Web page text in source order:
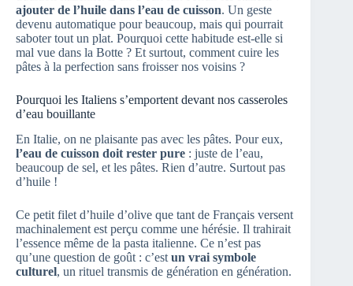
ajouter de l’huile dans l’eau de cuisson. Un geste
devenu automatique pour beaucoup, mais qui pourrait
saboter tout un plat. Pourquoi cette habitude est-elle si
mal vue dans la Botte ? Et surtout, comment cuire les
pâtes à la perfection sans froisser nos voisins ?
Pourquoi les Italiens s’emportent devant nos casseroles
d’eau bouillante
En Italie, on ne plaisante pas avec les pâtes. Pour eux,
l’eau de cuisson doit rester pure : juste de l’eau,
beaucoup de sel, et les pâtes. Rien d’autre. Surtout pas
d’huile !
Ce petit filet d’huile d’olive que tant de Français versent
machinalement est perçu comme une hérésie. Il trahirait
l’essence même de la pasta italienne. Ce n’est pas
qu’une question de goût : c’est un vrai symbole
culturel, un rituel transmis de génération en génération.